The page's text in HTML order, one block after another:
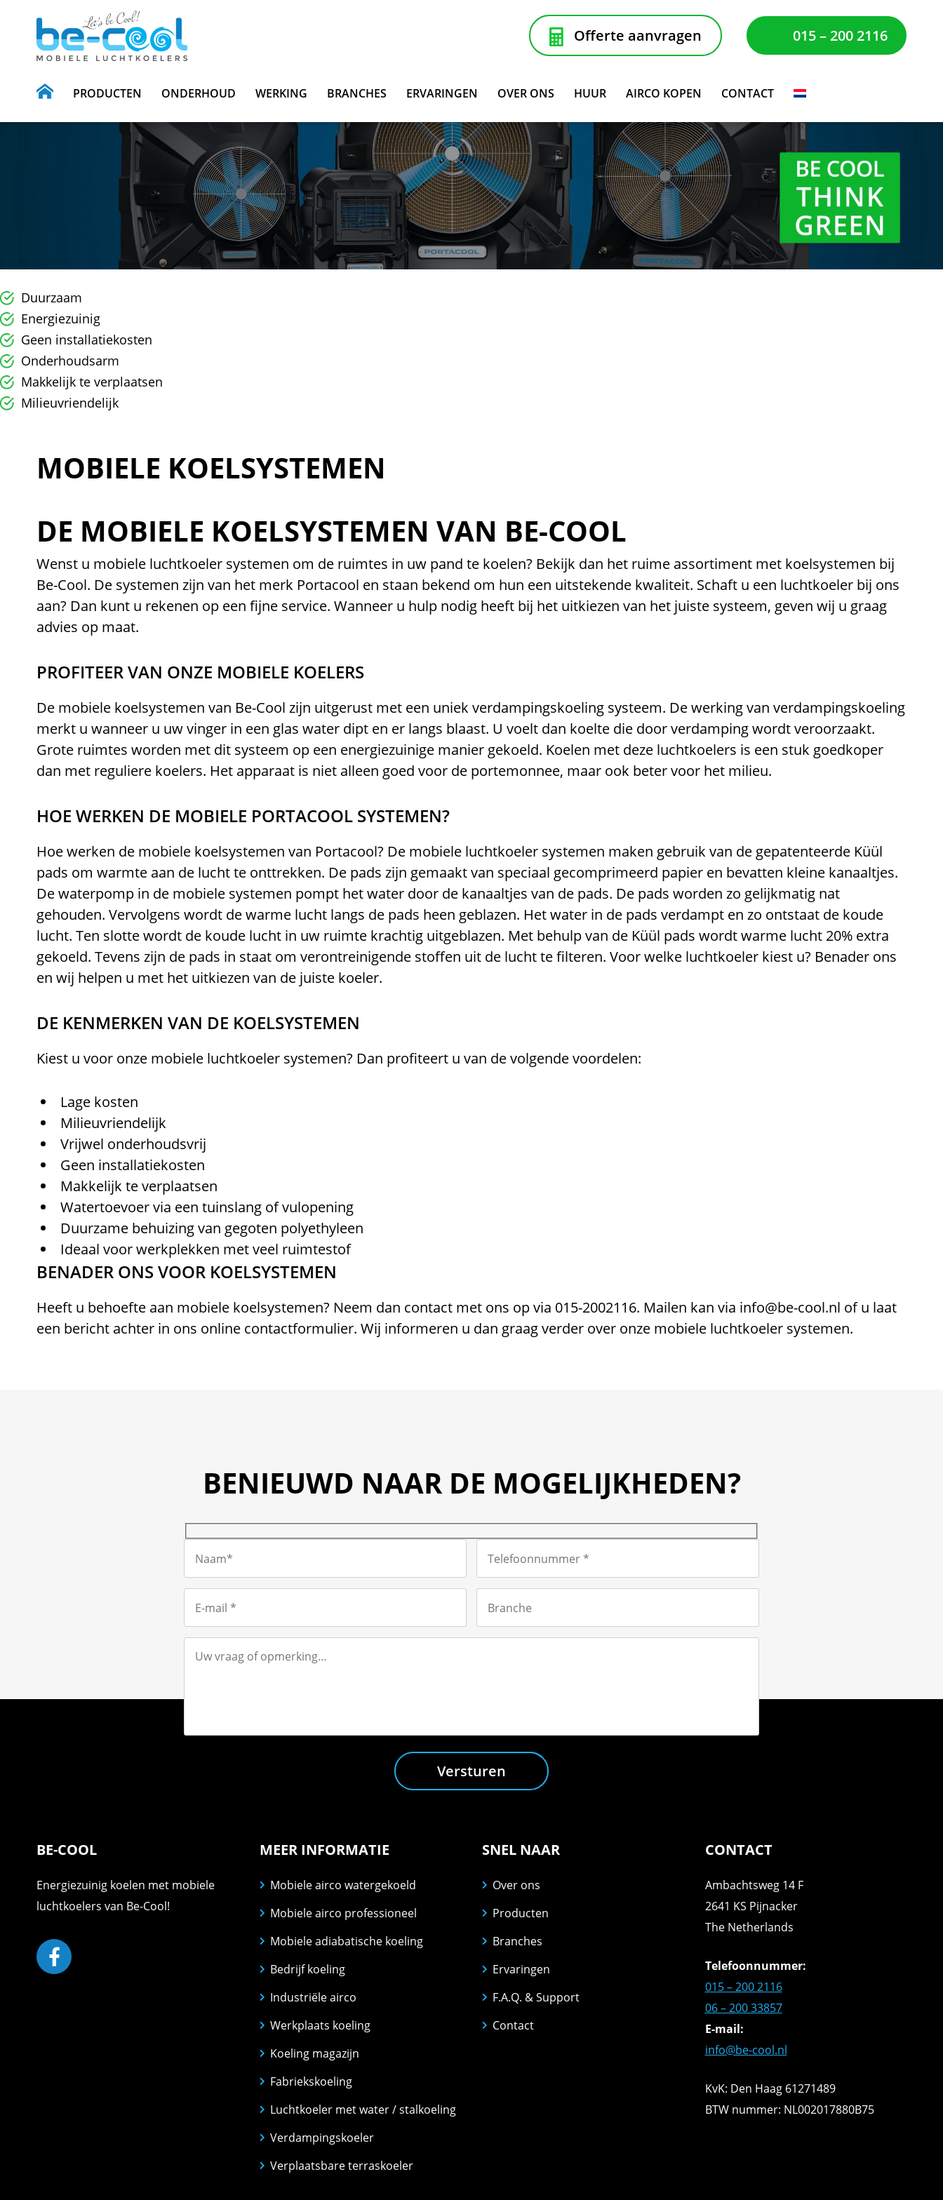
Offerte aanvragen 015 – 200 2116
PRODUCTEN ONDERHOUD WERKING BRANCHES ERVARINGEN OVER ONS HUUR AIRCO KOPEN CONTACT
Duurzaam
Energiezuinig
Geen installatiekosten
Onderhoudsarm
Makkelijk te verplaatsen
Milieuvriendelijk
MOBIELE KOELSYSTEMEN
DE MOBIELE KOELSYSTEMEN VAN BE-COOL
Wenst u mobiele luchtkoeler systemen om de ruimtes in uw pand te koelen? Bekijk dan het ruime assortiment met koelsystemen bij
Be-Cool. De systemen zijn van het merk Portacool en staan bekend om hun een uitstekende kwaliteit. Schaft u een luchtkoeler bij ons
aan? Dan kunt u rekenen op een fijne service. Wanneer u hulp nodig heeft bij het uitkiezen van het juiste systeem, geven wij u graag
advies op maat.
PROFITEER VAN ONZE MOBIELE KOELERS
De mobiele koelsystemen van Be-Cool zijn uitgerust met een uniek verdampingskoeling systeem. De werking van verdampingskoeling
merkt u wanneer u uw vinger in een glas water dipt en er langs blaast. U voelt dan koelte die door verdamping wordt veroorzaakt.
Grote ruimtes worden met dit systeem op een energiezuinige manier gekoeld. Koelen met deze luchtkoelers is een stuk goedkoper
dan met reguliere koelers. Het apparaat is niet alleen goed voor de portemonnee, maar ook beter voor het milieu.
HOE WERKEN DE MOBIELE PORTACOOL SYSTEMEN?
Hoe werken de mobiele koelsystemen van Portacool? De mobiele luchtkoeler systemen maken gebruik van de gepatenteerde Küül
pads om warmte aan de lucht te onttrekken. De pads zijn gemaakt van speciaal gecomprimeerd papier en bevatten kleine kanaaltjes.
De waterpomp in de mobiele systemen pompt het water door de kanaaltjes van de pads. De pads worden zo gelijkmatig nat
gehouden. Vervolgens wordt de warme lucht langs de pads heen geblazen. Het water in de pads verdampt en zo ontstaat de koude
lucht. Ten slotte wordt de koude lucht in uw ruimte krachtig uitgeblazen. Met behulp van de Küül pads wordt warme lucht 20% extra
gekoeld. Tevens zijn de pads in staat om verontreinigende stoffen uit de lucht te filteren. Voor welke luchtkoeler kiest u? Benader ons
en wij helpen u met het uitkiezen van de juiste koeler.
DE KENMERKEN VAN DE KOELSYSTEMEN
Kiest u voor onze mobiele luchtkoeler systemen? Dan profiteert u van de volgende voordelen:
Lage kosten
Milieuvriendelijk
Vrijwel onderhoudsvrij
Geen installatiekosten
Makkelijk te verplaatsen
Watertoevoer via een tuinslang of vulopening
Duurzame behuizing van gegoten polyethyleen
Ideaal voor werkplekken met veel ruimtestof
BENADER ONS VOOR KOELSYSTEMEN
Heeft u behoefte aan mobiele koelsystemen? Neem dan contact met ons op via 015-2002116. Mailen kan via info@be-cool.nl of u laat
een bericht achter in ons online contactformulier. Wij informeren u dan graag verder over onze mobiele luchtkoeler systemen.
BENIEUWD NAAR DE MOGELIJKHEDEN?
Versturen
BE-COOL
Energiezuinig koelen met mobiele
luchtkoelers van Be-Cool!
MEER INFORMATIE
Mobiele airco watergekoeld
Mobiele airco professioneel
Mobiele adiabatische koeling
Bedrijf koeling
Industriële airco
Werkplaats koeling
Koeling magazijn
Fabriekskoeling
Luchtkoeler met water / stalkoeling
Verdampingskoeler
Verplaatsbare terraskoeler
SNEL NAAR
Over ons
Producten
Branches
Ervaringen
F.A.Q. & Support
Contact
CONTACT
Ambachtsweg 14 F
2641 KS Pijnacker
The Netherlands
Telefoonnummer:
015 – 200 2116
06 – 200 33857
E-mail:
info@be-cool.nl
KvK: Den Haag 61271489
BTW nummer: NL002017880B75